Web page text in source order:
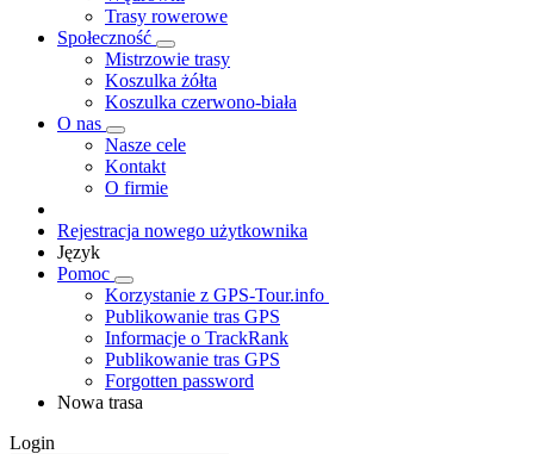
Trasy rowerowe
Społeczność
Mistrzowie trasy
Koszulka żółta
Koszulka czerwono-biała
O nas
Nasze cele
Kontakt
O firmie
Rejestracja nowego użytkownika
Język
Pomoc
Korzystanie z GPS-Tour.info
Publikowanie tras GPS
Informacje o TrackRank
Publikowanie tras GPS
Forgotten password
Nowa trasa
Login